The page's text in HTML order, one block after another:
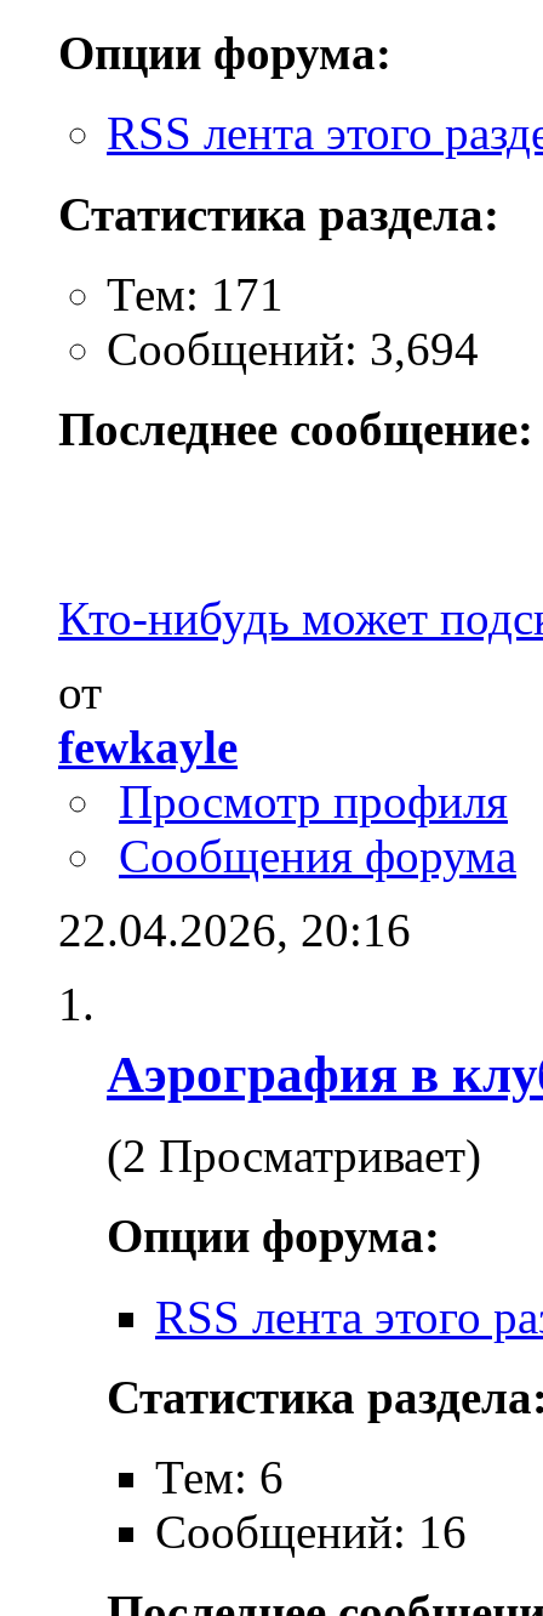
Опции форума:
RSS лента этого
Статистика раздела:
Тем: 171
Сообщений: 3,694
Последнее сообщение:
Кто-нибудь может
от
fewkayle
Просмотр профиля
Сообщения форума
22.04.2026, 20:16
Аэрография в
(2 Просматривает)
Опции форума:
RSS лента этого
Статистика
Тем: 6
Сообщений: 16